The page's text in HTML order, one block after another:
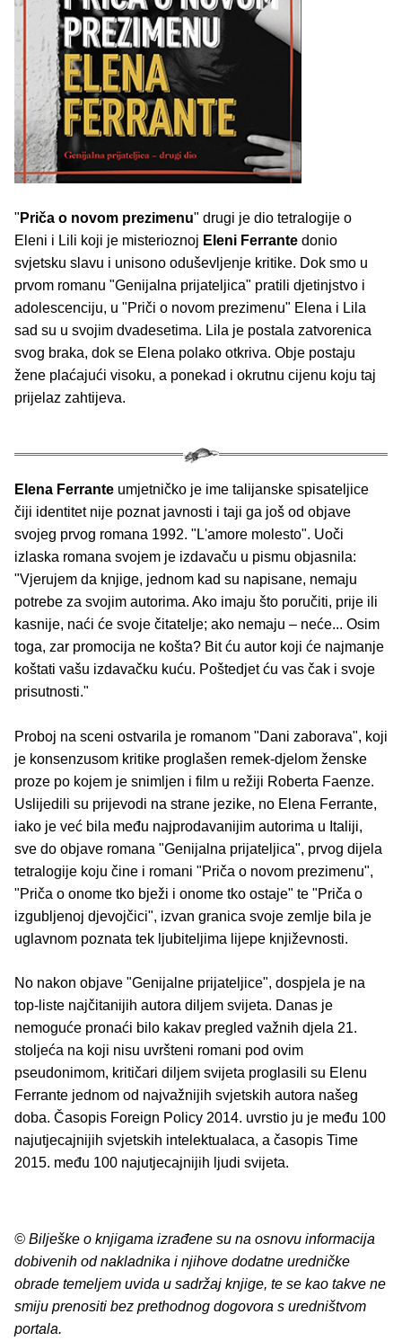
" Priča o novom prezimenu" drugi je dio tetralogije o
Eleni i Lili koji je misterioznoj Eleni Ferrante donio
svjetsku slavu i unisono oduševljenje kritike. Dok smo u
prvom romanu "Genijalna prijateljica" pratili djetinjstvo i
adolescenciju, u "Priči o novom prezimenu" Elena i Lila
sad su u svojim dvadesetima. Lila je postala zatvorenica
svog braka, dok se Elena polako otkriva. Obje postaju
žene plaćajući visoku, a ponekad i okrutnu cijenu koju taj
prijelaz zahtijeva.
Elena Ferrante umjetničko je ime talijanske spisateljice
čiji identitet nije poznat javnosti i taji ga još od objave
svojeg prvog romana 1992. "L'amore molesto". Uoči
izlaska romana svojem je izdavaču u pismu objasnila:
"Vjerujem da knjige, jednom kad su napisane, nemaju
potrebe za svojim autorima. Ako imaju što poručiti, prije ili
kasnije, naći će svoje čitatelje; ako nemaju – neće... Osim
toga, zar promocija ne košta? Bit ću autor koji će najmanje
koštati vašu izdavačku kuću. Poštedjet ću vas čak i svoje
prisutnosti."
Proboj na sceni ostvarila je romanom "Dani zaborava", koji
je konsenzusom kritike proglašen remek-djelom ženske
proze po kojem je snimljen i film u režiji Roberta Faenze.
Uslijedili su prijevodi na strane jezike, no Elena Ferrante,
iako je već bila među najprodavanijim autorima u Italiji,
sve do objave romana "Genijalna prijateljica", prvog dijela
tetralogije koju čine i romani "Priča o novom prezimenu",
"Priča o onome tko bježi i onome tko ostaje" te "Priča o
izgubljenoj djevojčici", izvan granica svoje zemlje bila je
uglavnom poznata tek ljubiteljima lijepe književnosti.
No nakon objave "Genijalne prijateljice", dospjela je na
top-liste najčitanijih autora diljem svijeta. Danas je
nemoguće pronaći bilo kakav pregled važnih djela 21.
stoljeća na koji nisu uvršteni romani pod ovim
pseudonimom, kritičari diljem svijeta proglasili su Elenu
Ferrante jednom od najvažnijih svjetskih autora našeg
doba. Časopis Foreign Policy 2014. uvrstio ju je među 100
najutjecajnijih svjetskih intelektualaca, a časopis Time
2015. među 100 najutjecajnijih ljudi svijeta.
© Bilješke o knjigama izrađene su na osnovu informacija
dobivenih od nakladnika i njihove dodatne uredničke
obrade temeljem uvida u sadržaj knjige, te se kao takve ne
smiju prenositi bez prethodnog dogovora s uredništvom
portala.